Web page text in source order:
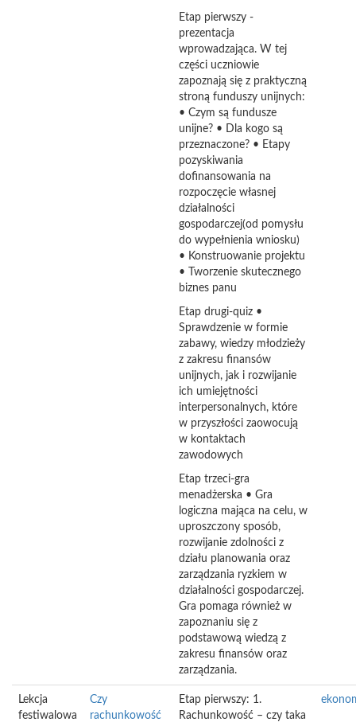
Etap pierwszy -
prezentacja
wprowadzająca. W tej
części uczniowie
zapoznają się z praktyczną
stroną funduszy unijnych:
• Czym są fundusze
unijne? • Dla kogo są
przeznaczone? • Etapy
pozyskiwania
dofinansowania na
rozpoczęcie własnej
działalności
gospodarczej(od pomysłu
do wypełnienia wniosku)
• Konstruowanie projektu
• Tworzenie skutecznego
biznes panu
Etap drugi-quiz •
Sprawdzenie w formie
zabawy, wiedzy młodzieży
z zakresu finansów
unijnych, jak i rozwijanie
ich umiejętności
interpersonalnych, które
w przyszłości zaowocują
w kontaktach
zawodowych
Etap trzeci-gra
menadżerska • Gra
logiczna mająca na celu, w
uproszczony sposób,
rozwijanie zdolności z
działu planowania oraz
zarządzania ryzkiem w
działalności gospodarczej.
Gra pomaga również w
zapoznaniu się z
podstawową wiedzą z
zakresu finansów oraz
zarządzania.
Lekcja
festiwalowa
Czy
rachunkowość
Etap pierwszy: 1.
Rachunkowość – czy taka